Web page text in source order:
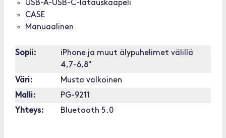
USB-A-USB-C-latauskaapeli
CASE
Manuaalinen
Sopii:
iPhone ja muut älypuhelimet välillä
4,7-6,8"
Väri:
Musta valkoinen
Malli:
PG-9211
Yhteys:
Bluetooth 5.0